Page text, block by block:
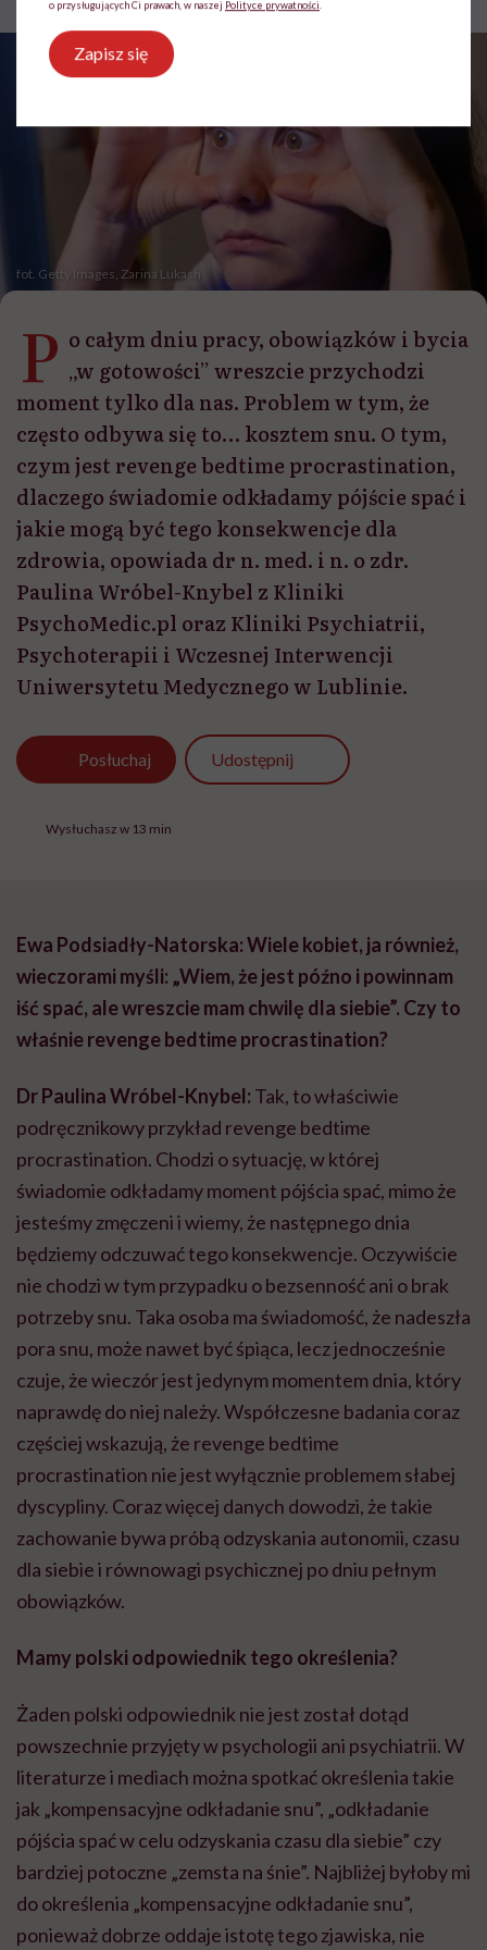
fot. Getty Images, Zarina Lukash
P o całym dniu pracy, obowiązków i bycia
„w gotowości” wreszcie przychodzi
moment tylko dla nas. Problem w tym, że
często odbywa się to… kosztem snu. O tym,
czym jest revenge bedtime procrastination,
dlaczego świadomie odkładamy pójście spać i
jakie mogą być tego konsekwencje dla
zdrowia, opowiada dr n. med. i n. o zdr.
Paulina Wróbel-Knybel z Kliniki
PsychoMedic.pl oraz Kliniki Psychiatrii,
Psychoterapii i Wczesnej Interwencji
Uniwersytetu Medycznego w Lublinie.
Posłuchaj Udostępnij
Wysłuchasz w 13 min
Ewa Podsiadły-Natorska: Wiele kobiet, ja również,
wieczorami myśli: „Wiem, że jest późno i powinnam
iść spać, ale wreszcie mam chwilę dla siebie”. Czy to
właśnie revenge bedtime procrastination?
Dr Paulina Wróbel-Knybel: Tak, to właściwie
podręcznikowy przykład revenge bedtime
procrastination. Chodzi o sytuację, w której
świadomie odkładamy moment pójścia spać, mimo że
jesteśmy zmęczeni i wiemy, że następnego dnia
będziemy odczuwać tego konsekwencje. Oczywiście
nie chodzi w tym przypadku o bezsenność ani o brak
potrzeby snu. Taka osoba ma świadomość, że nadeszła
pora snu, może nawet być śpiąca, lecz jednocześnie
czuje, że wieczór jest jedynym momentem dnia, który
naprawdę do niej należy. Współczesne badania coraz
częściej wskazują, że revenge bedtime
procrastination nie jest wyłącznie problemem słabej
dyscypliny. Coraz więcej danych dowodzi, że takie
zachowanie bywa próbą odzyskania autonomii, czasu
dla siebie i równowagi psychicznej po dniu pełnym
obowiązków.
Mamy polski odpowiednik tego określenia?
Żaden polski odpowiednik nie jest został dotąd
powszechnie przyjęty w psychologii ani psychiatrii. W
literaturze i mediach można spotkać określenia takie
jak „kompensacyjne odkładanie snu”, „odkładanie
pójścia spać w celu odzyskania czasu dla siebie” czy
bardziej potoczne „zemsta na śnie”. Najbliżej byłoby mi
do określenia „kompensacyjne odkładanie snu”,
ponieważ dobrze oddaje istotę tego zjawiska, nie
o przysługujących Ci prawach, w naszej Polityce prywatności
Zapisz się